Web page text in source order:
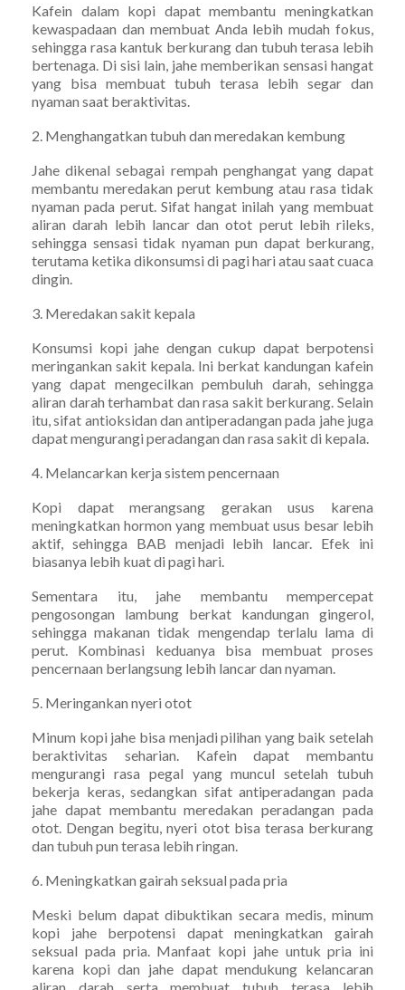
Kafein dalam kopi dapat membantu meningkatkan
kewaspadaan dan membuat Anda lebih mudah fokus,
sehingga rasa kantuk berkurang dan tubuh terasa lebih
bertenaga. Di sisi lain, jahe memberikan sensasi hangat
yang bisa membuat tubuh terasa lebih segar dan
nyaman saat beraktivitas.
2. Menghangatkan tubuh dan meredakan kembung
Jahe dikenal sebagai rempah penghangat yang dapat
membantu meredakan perut kembung atau rasa tidak
nyaman pada perut. Sifat hangat inilah yang membuat
aliran darah lebih lancar dan otot perut lebih rileks,
sehingga sensasi tidak nyaman pun dapat berkurang,
terutama ketika dikonsumsi di pagi hari atau saat cuaca
dingin.
3. Meredakan sakit kepala
Konsumsi kopi jahe dengan cukup dapat berpotensi
meringankan sakit kepala. Ini berkat kandungan kafein
yang dapat mengecilkan pembuluh darah, sehingga
aliran darah terhambat dan rasa sakit berkurang. Selain
itu, sifat antioksidan dan antiperadangan pada jahe juga
dapat mengurangi peradangan dan rasa sakit di kepala.
4. Melancarkan kerja sistem pencernaan
Kopi dapat merangsang gerakan usus karena
meningkatkan hormon yang membuat usus besar lebih
aktif, sehingga BAB menjadi lebih lancar. Efek ini
biasanya lebih kuat di pagi hari.
Sementara itu, jahe membantu mempercepat
pengosongan lambung berkat kandungan gingerol,
sehingga makanan tidak mengendap terlalu lama di
perut. Kombinasi keduanya bisa membuat proses
pencernaan berlangsung lebih lancar dan nyaman.
5. Meringankan nyeri otot
Minum kopi jahe bisa menjadi pilihan yang baik setelah
beraktivitas seharian. Kafein dapat membantu
mengurangi rasa pegal yang muncul setelah tubuh
bekerja keras, sedangkan sifat antiperadangan pada
jahe dapat membantu meredakan peradangan pada
otot. Dengan begitu, nyeri otot bisa terasa berkurang
dan tubuh pun terasa lebih ringan.
6. Meningkatkan gairah seksual pada pria
Meski belum dapat dibuktikan secara medis, minum
kopi jahe berpotensi dapat meningkatkan gairah
seksual pada pria. Manfaat kopi jahe untuk pria ini
karena kopi dan jahe dapat mendukung kelancaran
aliran darah serta membuat tubuh terasa lebih